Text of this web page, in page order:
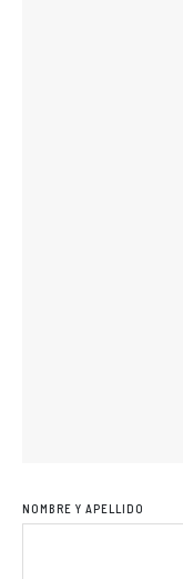
NOMBRE Y APELLIDO